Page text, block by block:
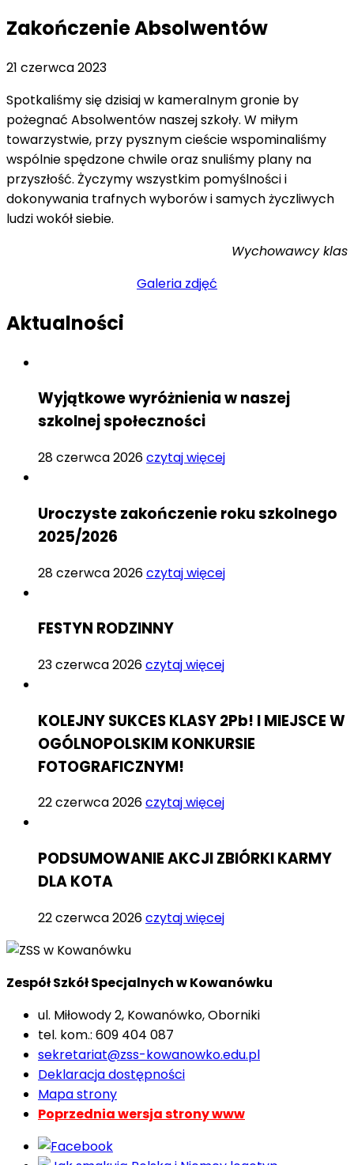
Zakończenie Absolwentów
21 czerwca 2023
Spotkaliśmy się dzisiaj w kameralnym gronie by
pożegnać Absolwentów naszej szkoły. W miłym
towarzystwie, przy pysznym cieście wspominaliśmy
wspólnie spędzone chwile oraz snuliśmy plany na
przyszłość. Życzymy wszystkim pomyślności i
dokonywania trafnych wyborów i samych życzliwych
ludzi wokół siebie.
Wychowawcy klas
Galeria zdjęć
Aktualności
Wyjątkowe wyróżnienia w naszej
szkolnej społeczności
28 czerwca 2026czytaj więcej
Uroczyste zakończenie roku szkolnego
2025/2026
28 czerwca 2026czytaj więcej
FESTYN RODZINNY
23 czerwca 2026czytaj więcej
KOLEJNY SUKCES KLASY 2Pb! I MIEJSCE W
OGÓLNOPOLSKIM KONKURSIE
FOTOGRAFICZNYM!
22 czerwca 2026czytaj więcej
PODSUMOWANIE AKCJI ZBIÓRKI KARMY
DLA KOTA
22 czerwca 2026czytaj więcej
Zespół Szkół Specjalnych w Kowanówku
ul. Miłowody 2, Kowanówko, Oborniki
tel. kom.: 609 404 087
sekretariat@zss-kowanowko.edu.pl
Deklaracja dostępności
Mapa strony
Poprzednia wersja strony www